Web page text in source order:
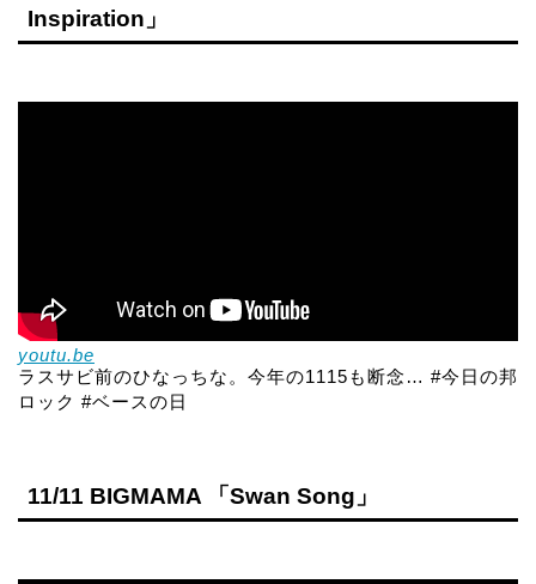
Inspiration」
youtu.be
ラスサビ前のひなっちな。今年の1115も断念… #今日の邦
ロック #ベースの日
11/11 BIGMAMA 「Swan Song」